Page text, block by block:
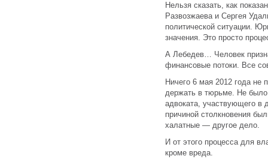
Нельзя сказать, как
Развозжаева и Сергея
политической ситуации.
значения. Это просто
А Лебедев… Человек
финансовые потоки. Все
Ничего 6 мая 2012 года не
держать в тюрьме. Не было
адвоката, участвующего в
причиной столкновения
халатные — другое дело.
И от этого процесса для
кроме вреда.